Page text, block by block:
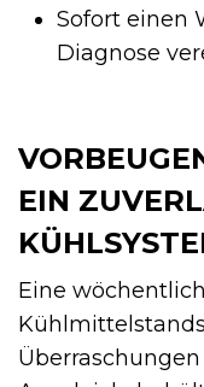
Sofort einen
Diagnose
EIN
Eine